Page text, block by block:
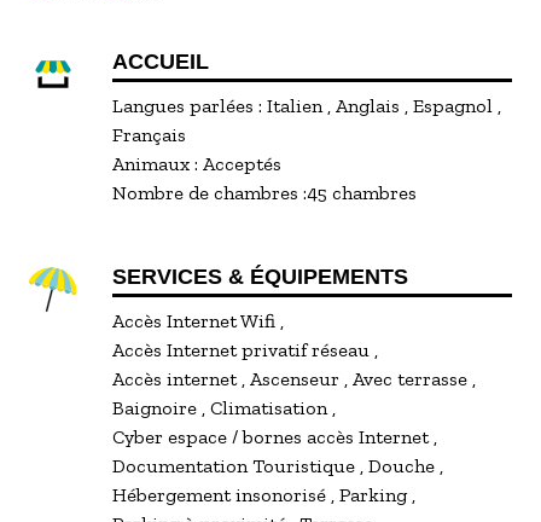
ACCUEIL
Langues parlées : Italien Anglais
Espagnol
Français
Animaux : Acceptés
Nombre de chambres :45 chambres
SERVICES & ÉQUIPEMENTS
Accès Internet Wifi
Accès Internet privatif réseau
Accès internet Ascenseur Avec terrasse
Baignoire Climatisation
Cyber espace / bornes accès Internet
Documentation Touristique Douche
Hébergement insonorisé Parking